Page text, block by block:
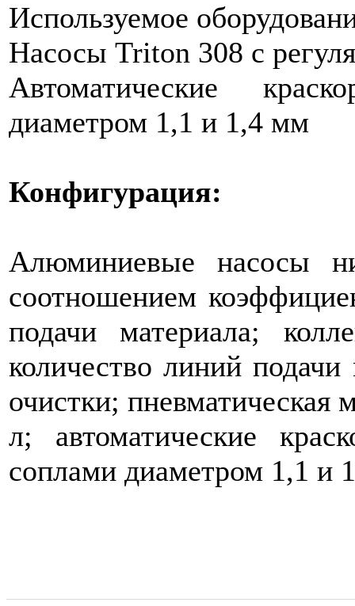
Используемое
Насосы Triton 308 с
Автоматические
диаметром 1,1 и 1,4 мм
Конфигурация:
Алюминиевые насосы
соотношением
подачи материала;
количество линий
очистки; пневматическая
л; автоматические
соплами диаметром 1,1 и